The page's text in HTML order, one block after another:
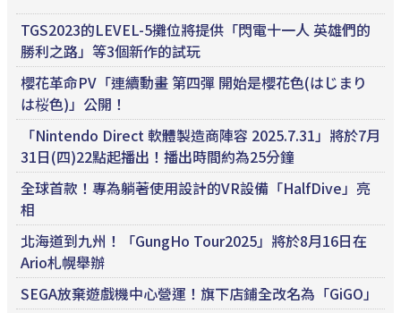
TGS2023的LEVEL-5攤位將提供「閃電十一人 英雄們的
勝利之路」等3個新作的試玩
櫻花革命PV「連續動畫 第四彈 開始是櫻花色(はじまり
は桜色)」公開！
「Nintendo Direct 軟體製造商陣容 2025.7.31」將於7月
31日(四)22點起播出！播出時間約為25分鐘
全球首款！專為躺著使用設計的VR設備「HalfDive」亮
相
北海道到九州！「GungHo Tour2025」將於8月16日在
Ario札幌舉辦
SEGA放棄遊戲機中心營運！旗下店鋪全改名為「GiGO」